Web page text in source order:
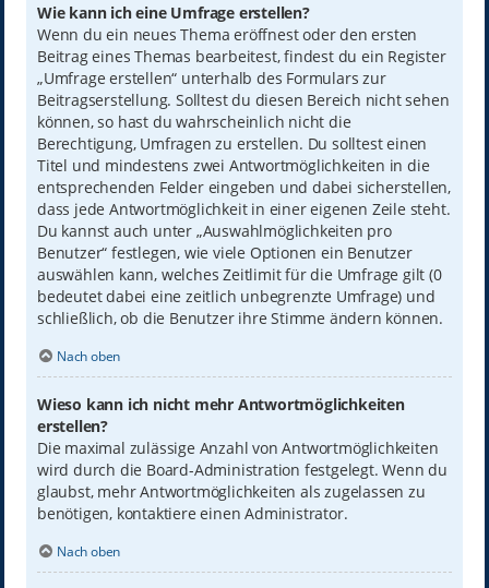
Wie kann ich eine Umfrage erstellen?
Wenn du ein neues Thema eröffnest oder den ersten
Beitrag eines Themas bearbeitest, findest du ein Register
„Umfrage erstellen“ unterhalb des Formulars zur
Beitragserstellung. Solltest du diesen Bereich nicht sehen
können, so hast du wahrscheinlich nicht die
Berechtigung, Umfragen zu erstellen. Du solltest einen
Titel und mindestens zwei Antwortmöglichkeiten in die
entsprechenden Felder eingeben und dabei sicherstellen,
dass jede Antwortmöglichkeit in einer eigenen Zeile steht.
Du kannst auch unter „Auswahlmöglichkeiten pro
Benutzer“ festlegen, wie viele Optionen ein Benutzer
auswählen kann, welches Zeitlimit für die Umfrage gilt (0
bedeutet dabei eine zeitlich unbegrenzte Umfrage) und
schließlich, ob die Benutzer ihre Stimme ändern können.
Nach oben
Wieso kann ich nicht mehr Antwortmöglichkeiten
erstellen?
Die maximal zulässige Anzahl von Antwortmöglichkeiten
wird durch die Board-Administration festgelegt. Wenn du
glaubst, mehr Antwortmöglichkeiten als zugelassen zu
benötigen, kontaktiere einen Administrator.
Nach oben